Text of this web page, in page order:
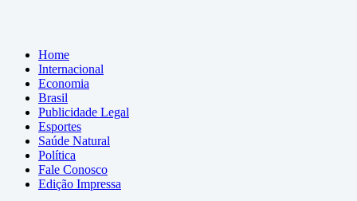
Home
Internacional
Economia
Brasil
Publicidade Legal
Esportes
Saúde Natural
Política
Fale Conosco
Edição Impressa